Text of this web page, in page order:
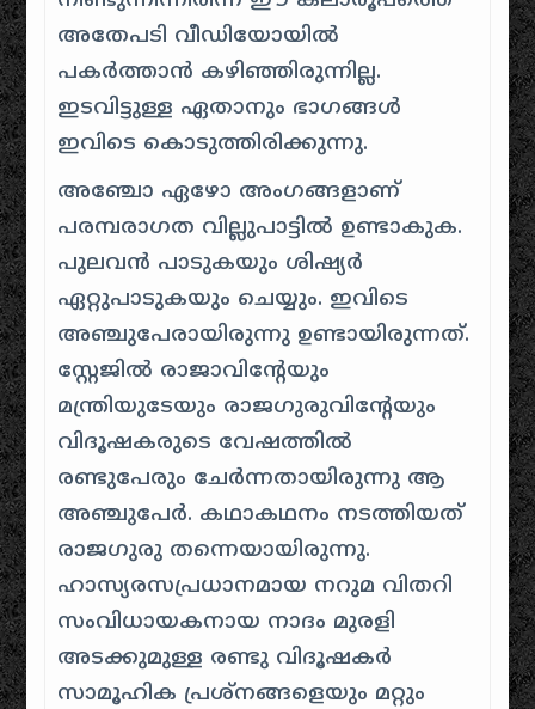
അതേപടി വീഡിയോയിൽ
പകർത്താൻ കഴിഞ്ഞിരുന്നില്ല.
ഇടവിട്ടുള്ള ഏതാനും ഭാഗങ്ങൾ
ഇവിടെ കൊടുത്തിരിക്കുന്നു.
അഞ്ചോ ഏഴോ അംഗങ്ങളാണ്‌
പരമ്പരാഗത വില്ലുപാട്ടിൽ ഉണ്ടാകുക.
പുലവൻ പാടുകയും ശിഷ്യർ
ഏറ്റുപാടുകയും ചെയ്യും. ഇവിടെ
അഞ്ചുപേരായിരുന്നു ഉണ്ടായിരുന്നത്.
സ്റ്റേജിൽ രാജാവിന്റേയും
മന്ത്രിയുടേയും രാജഗുരുവിന്റേയും
വിദൂഷകരുടെ വേഷത്തിൽ
രണ്ടുപേരും ചേർന്നതായിരുന്നു ആ
അഞ്ചുപേർ. കഥാകഥനം നടത്തിയത്
രാജഗുരു തന്നെയായിരുന്നു.
ഹാസ്യരസപ്രധാനമായ നറുമ വിതറി
സംവിധായകനായ നാദം മുരളി
അടക്കുമുള്ള രണ്ടു വിദൂഷകർ
സാമൂഹിക പ്രശ്നങ്ങളെയും മറ്റും